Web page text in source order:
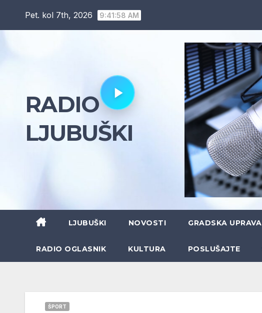
Pet. kol 7th, 2026 9:41:59 AM
RADIO
LJUBUŠKI
LJUBUŠKI NOVOSTI GRADSKA UPRAVA
RADIO OGLASNIK KULTURA POSLUŠAJTE
ŠPORT